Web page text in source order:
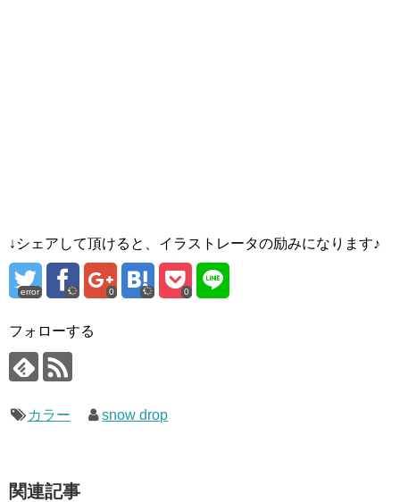
↓シェアして頂けると、イラストレータの励みになります♪
error 0 0
フォローする
カラー snow drop
関連記事